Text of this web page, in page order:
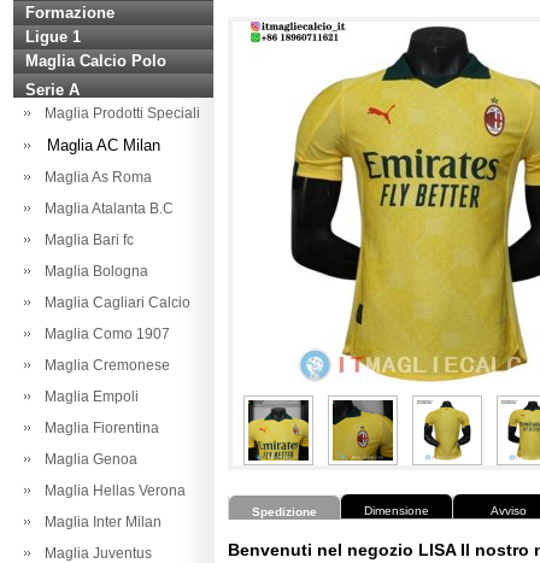
Formazione
Ligue 1
Maglia Calcio Polo
Serie A
Maglia Prodotti Speciali
Maglia AC Milan
Maglia As Roma
Maglia Atalanta B.C
Maglia Bari fc
Maglia Bologna
Maglia Cagliari Calcio
Maglia Como 1907
Maglia Cremonese
Maglia Empoli
Maglia Fiorentina
Maglia Genoa
Maglia Hellas Verona
Maglia Inter Milan
Maglia Juventus
Spedizione Dimensione Avviso
Benvenuti nel negozio LISA Il nostro